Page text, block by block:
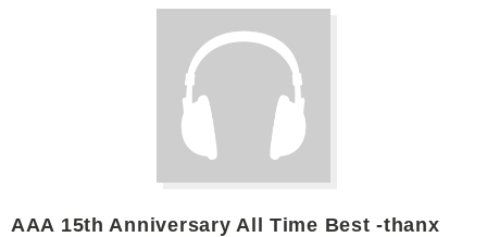
AAA 15th Anniversary All Time Best -thanx